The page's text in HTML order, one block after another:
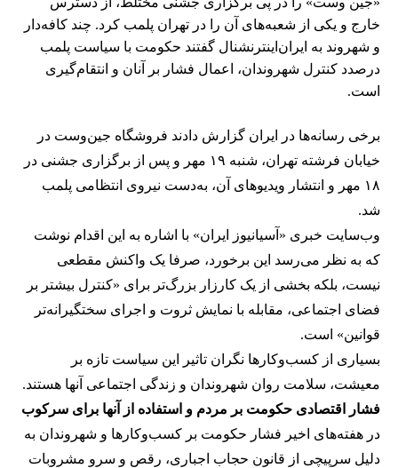
خارج و یکی از شعبه‌های آن را در تهران پلمب کرد. چند کافه‌‌دار
و شهروند به ایران‌اینترنشنال گفتند حکومت با سیاست پلمب
درصدد کنترل شهروندان، اعمال فشار بر آنان و انتقام‌گیری
است.
برخی رسانه‌ها در ایران گزارش دادند فروشگاه جین‌وست در
خیابان فرشته تهران، شنبه ۱۹ مهر و پس از برگزاری جشنی در
۱۸ مهر و انتشار ویدیوهای آن، به‌دست نیروی انتظامی پلمب
شد.
وب‌سایت خبری «آسیانیوز ایران» با اشاره به این اقدام نوشت
که به نظر می‌رسد این برخورد، صرفا یک واکنش مقطعی
نیست، بلکه بخشی از یک کارزار بزرگ‌تر برای «کنترل بیشتر بر
فضای اجتماعی، مقابله با نمایش ثروت و اجرای سختگیرانه‌تر
قوانین» است.
بسیاری از کسب‌وکارها نگران تاثیر این سیاست‌ تازه بر
معیشت، سلامت روان شهروندان و زندگی اجتماعی آنها هستند.
فشار اقتصادی حکومت بر مردم و استفاده از آنها برای سرکوب
در هفته‌های اخیر فشار حکومت بر کسب‌وکارها و شهروندان به
دلیل سرپیچی از قانون حجاب اجباری، رقص و سرو مشروبات